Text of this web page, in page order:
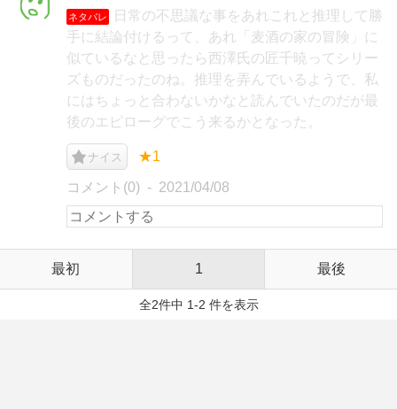
ネタバレ
日常の不思議な事をあれこれと推理して勝
手に結論付けるって、あれ「麦酒の家の冒険」に
似ているなと思ったら西澤氏の匠千暁ってシリー
ズものだったのね。推理を弄んでいるようで、私
にはちょっと合わないかなと読んでいたのだが最
後のエピローグでこう来るかとなった。
ナイス ★1
コメント(0) 2021/04/08
最初 1 最後
全2件中 1-2 件を表示